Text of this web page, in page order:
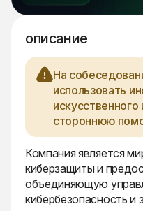
описание
На
использовать
искусственного
стороннюю
Компания является
киберзащиты и
объединяющую
кибербезопасность и